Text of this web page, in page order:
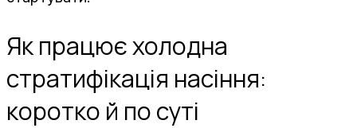
Як працює холодна
стратифікація насіння:
коротко й по суті